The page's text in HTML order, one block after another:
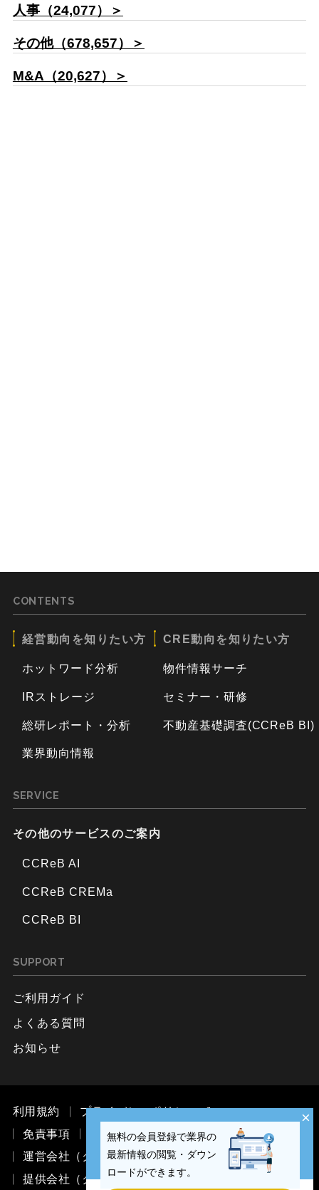
人事（24,077）＞
その他（678,657）＞
M&A（20,627）＞
CONTENTS
経営動向を知りたい方
ホットワード分析
IRストレージ
総研レポート・分析
業界動向情報
CRE動向を知りたい方
物件情報サーチ
セミナー・研修
不動産基礎調査(CCReB BI)
SERVICE
その他のサービスのご案内
CCReB AI
CCReB CREMa
CCReB BI
SUPPORT
ご利用ガイド
よくある質問
お知らせ
利用規約
プライバシーポリシー
免責事項
お問い合わせ
運営会社（ククレブ・マーケティング株式会社）
提供会社（ククレブ・アドバイザーズ株式会社）
×
無料の会員登録で業界の
最新情報の閲覧・ダウン
ロードができます。